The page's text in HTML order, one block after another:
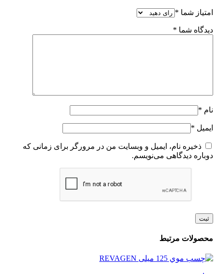
امتیاز شما *
دیدگاه شما *
نام *
ایمیل *
ذخیره نام، ایمیل و وبسایت من در مرورگر برای زمانی که
دوباره دیدگاهی می‌نویسم.
محصولات مرتبط